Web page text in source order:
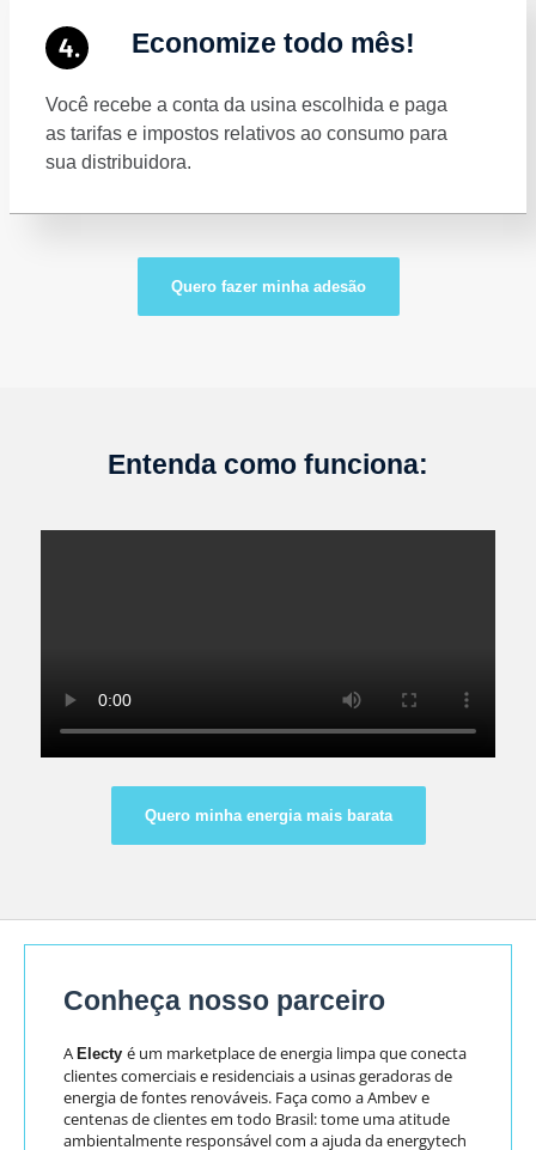
Economize todo mês!
Você recebe a conta da usina escolhida e paga
as tarifas e impostos relativos ao consumo para
sua distribuidora.
Quero fazer minha adesão
Entenda como funciona:
Quero minha energia mais barata
Conheça nosso parceiro
A Electy é um marketplace de energia limpa que conecta
clientes comerciais e residenciais a usinas geradoras de
energia de fontes renováveis. Faça como a Ambev e
centenas de clientes em todo Brasil: tome uma atitude
ambientalmente responsável com a ajuda da energytech